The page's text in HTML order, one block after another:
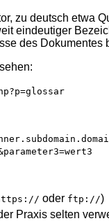
zu deutsch etwa
eindeutiger
des Dokumentes
oder ftp://)
Praxis selten